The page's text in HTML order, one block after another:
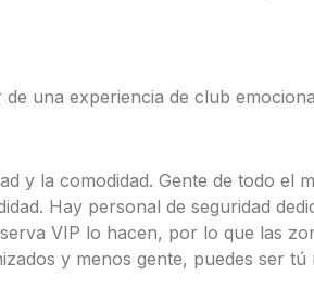
una experiencia de club
y la comodidad. Gente de todo el
Hay personal de seguridad
VIP lo hacen, por lo que las
y menos gente, puedes ser